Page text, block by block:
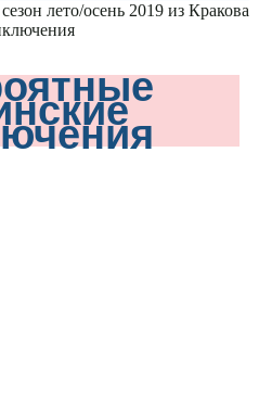
лето/осень 2019 из Кракова